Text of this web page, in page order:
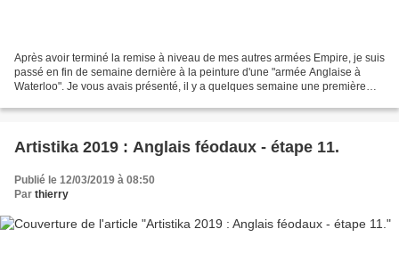
Après avoir terminé la remise à niveau de mes autres armées Empire, je suis
passé en fin de semaine dernière à la peinture d'une "armée Anglaise à
Waterloo". Je vous avais présenté, il y a quelques semaine une première
Artistika 2019 : Anglais féodaux - étape 11.
Publié le 12/03/2019 à 08:50
Par thierry